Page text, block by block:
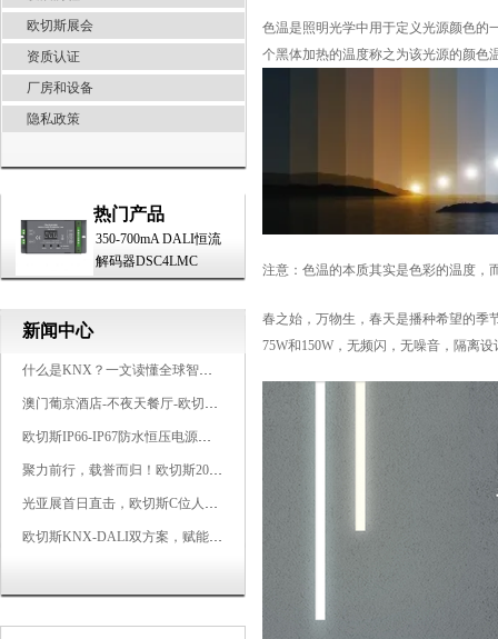
欧切斯展会
资质认证
厂房和设备
隐私政策
热门产品
350-700mA DALI恒流
解码器DSC4LMC
新闻中心
什么是KNX？一文读懂全球智能建筑控制标准
澳门葡京酒店-不夜天餐厅-欧切斯KNX智能控制系统打造高端智慧空间
欧切斯IP66-IP67防水恒压电源，无惧风雨，智稳如一
聚力前行，载誉而归！欧切斯2026光亚展完美收官
光亚展首日直击，欧切斯C位人气爆棚-双奖加冕，实力再出圈
欧切斯KNX-DALI双方案，赋能广州有马空间日式轻奢静谧之光
色温是照明光学中用于定义光源颜色的
个黑体加热的温度称之为该光源的颜色
注意：色温的本质其实是色彩的温度，
春之始，万物生，春天是播种希望的季
75W和150W，无频闪，无噪音，隔离